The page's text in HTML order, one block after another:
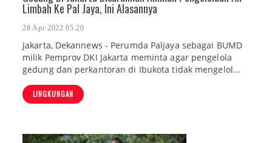
Limbah Ke Pal Jaya, Ini Alasannya
28 Apr 2022 05:20
Jakarta, Dekannews - Perumda Paljaya sebagai BUMD
milik Pemprov DKI Jakarta meminta agar pengelola
gedung dan perkantoran di Ibukota tidak mengelol...
LINGKUNGAN